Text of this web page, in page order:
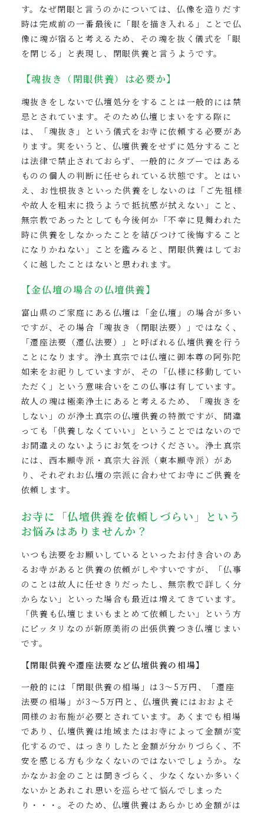
す。なぜ閉眼と言うのかについては、仏像を造りだす
時は完成前の一番最後に「眼を描き入れる」ことで仏
像に魂が宿ると考えるため、その魂を抜く儀式を「眼
を閉じる」と表現し、閉眼供養と言うようです。
【魂抜き（閉眼供養）は必要か】
魂抜きをしないで仏壇処分をすることは一般的には禁
忌とされています。そのため仏壇じまいをする際に
は、「魂抜き」という儀式をお寺に依頼する必要があ
ります。実をいうと、仏壇供養をせずに処分すること
は法律で禁止されておらず、一般的にタブーではある
ものの個人の判断に任せられている状態です。とはい
え、お性根抜きといった供養をしないのは「ご先祖様
や故人を粗末に扱うようで抵抗感が拭えない」こと、
無宗教であったとしても今後何か「不幸に見舞われた
時に供養をしなかったことを結びつけて後悔すること
になりかねない」ことを鑑みると、閉眼供養はしてお
くに越したことはないと思われます。
【金仏壇の場合の仏壇供養】
富山県のご家庭にある仏壇は「金仏壇」の場合が多い
ですが、その場合「魂抜き（閉眼法要）」ではなく、
「遷座法要（遷仏法要）」と呼ばれる仏壇供養を行う
ことになります。浄土真宗では仏壇に御本尊の阿弥陀
如来をお祀りしていますが、その「仏様に移動してい
ただく」という意味合いをこの仏事は有しています。
故人の魂は極楽浄土にあると考えるため、「魂抜きを
しない」のが浄土真宗の仏壇供養の特徴ですが、間違
っても「供養しなくていい」ということではないので
お間違えのないようにお気をつけください。浄土真宗
には、西本願寺派・真宗大谷派（東本願寺派）があ
り、それぞれお仏壇の宗派に合わせてお寺にご供養を
依頼します。
お寺に「仏壇供養を依頼しづらい」という
お悩みはありませんか？
いつも法要をお願いしているといったお付き合いのあ
るお寺があると供養の依頼がしやすいですが、「仏事
のことは故人に任せきりだったし、無宗教で詳しく分
からない」といった場合も最近は増えてきています。
「供養も仏壇じまいもまとめて依頼したい」という方
にピッタリなのが新原美術の出張供養つき仏壇じまい
です。
【閉眼供養や遷座法要など仏壇供養の相場】
一般的には「閉眼供養の相場」は3〜5万円、「遷座
法要の相場」が3〜5万円と、仏壇供養にはおおよそ
同様のお布施が必要とされています。あくまでも相場
であり、仏壇供養は地域またはお寺によって金額が変
化するので、はっきりしたと金額が分かりづらく、不
安を感じる方も少なくないのではないでしょうか。な
かなかお金のことは聞きづらく、少なくないか多いく
ないかとあれこれ思いを巡らせて悩んでしまった
り・・・。そのため、仏壇供養はあらかじめ金額がは